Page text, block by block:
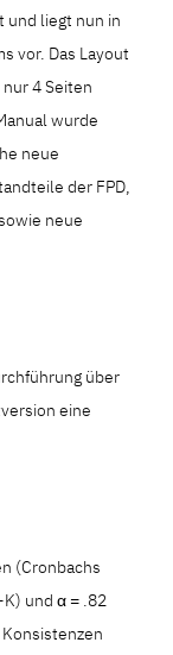
und liegt nun in
vor. Das Layout
4 Seiten
wurde
neue
der FPD,
neue
über
eine
(Cronbachs
und α = .82